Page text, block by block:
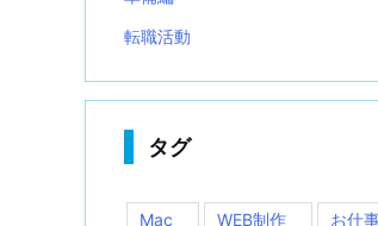
転職活動
タグ
Mac WEB制作 お仕